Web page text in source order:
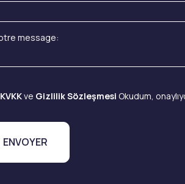
KVKKve Gizlilik Sözleşmesi Okudum,